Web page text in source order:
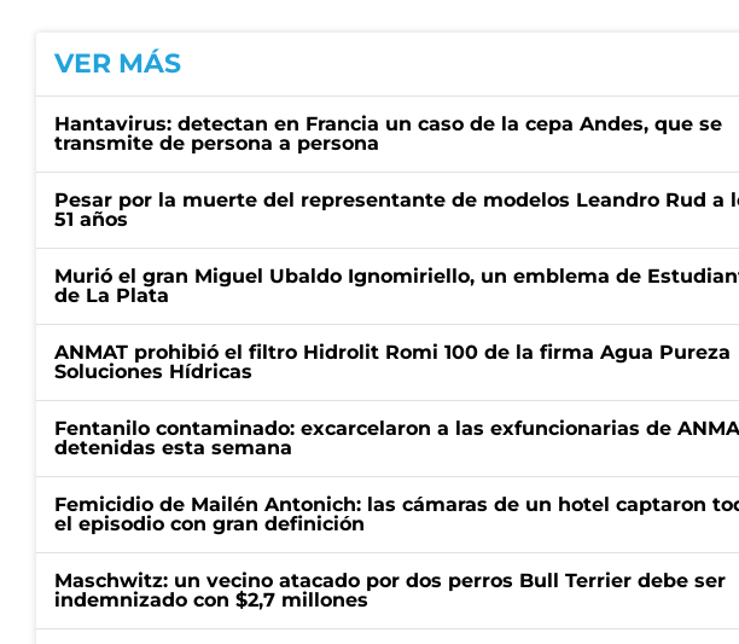
VER MÁS
Hantavirus: detectan en Francia un caso de la cepa Andes, que se
transmite de persona a persona
Pesar por la muerte del representante de modelos Leandro Rud a
51 años
Murió el gran Miguel Ubaldo Ignomiriello, un emblema de
de La Plata
ANMAT prohibió el filtro Hidrolit Romi 100 de la firma Agua Pureza
Soluciones Hídricas
Fentanilo contaminado: excarcelaron a las exfuncionarias de
detenidas esta semana
Femicidio de Mailén Antonich: las cámaras de un hotel captaron
el episodio con gran definición
Maschwitz: un vecino atacado por dos perros Bull Terrier debe ser
indemnizado con $2,7 millones